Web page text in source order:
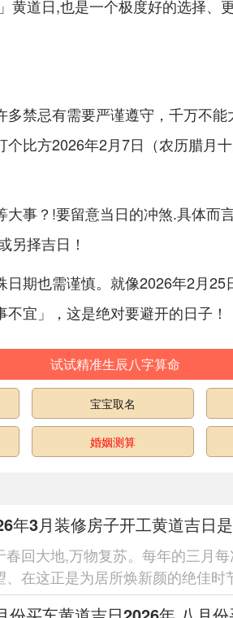
黄道日,也是一个极度好的选择、
禁忌有需要严谨遵守，千万不能
个比方2026年2月7日（农历腊月
大事？!要留意当日的冲煞.具体而
另择吉日！
日期也需谨慎。就像2026年2月25
宜」，这是绝对要避开的日子！
试试精准生辰八字算命
宝宝取名
婚姻测算
春回大地,万物复苏。每年的三月
、在这正是为居所焕新颜的绝佳时
，是许多首要事务的开...